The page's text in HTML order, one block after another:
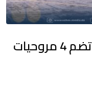
الجزائر تسلّم هبة عسكرية تضم 4 مروحيات